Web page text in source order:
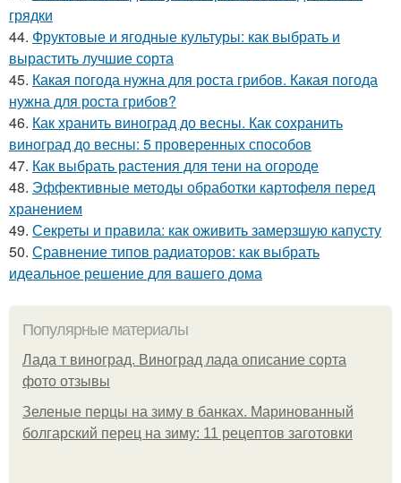
грядки
44. Фруктовые и ягодные культуры: как выбрать и
вырастить лучшие сорта
45. Какая погода нужна для роста грибов. Какая погода
нужна для роста грибов?
46. Как хранить виноград до весны. Как сохранить
виноград до весны: 5 проверенных способов
47. Как выбрать растения для тени на огороде
48. Эффективные методы обработки картофеля перед
хранением
49. Секреты и правила: как оживить замерзшую капусту
50. Сравнение типов радиаторов: как выбрать
идеальное решение для вашего дома
Популярные материалы
Лада т виноград. Виноград лада описание сорта
фото отзывы
Зеленые перцы на зиму в банках. Маринованный
болгарский перец на зиму: 11 рецептов заготовки